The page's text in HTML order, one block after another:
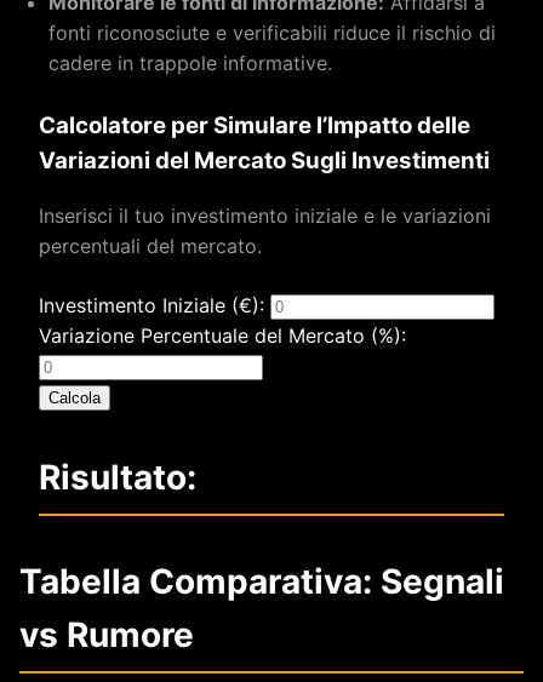
fonti riconosciute e verificabili riduce il rischio di
cadere in trappole informative.
Calcolatore per Simulare l’Impatto delle
Variazioni del Mercato Sugli Investimenti
Inserisci il tuo investimento iniziale e le variazioni
percentuali del mercato.
Investimento Iniziale (€):
Variazione Percentuale del Mercato (%):
Calcola
Risultato:
Tabella Comparativa: Segnali
vs Rumore